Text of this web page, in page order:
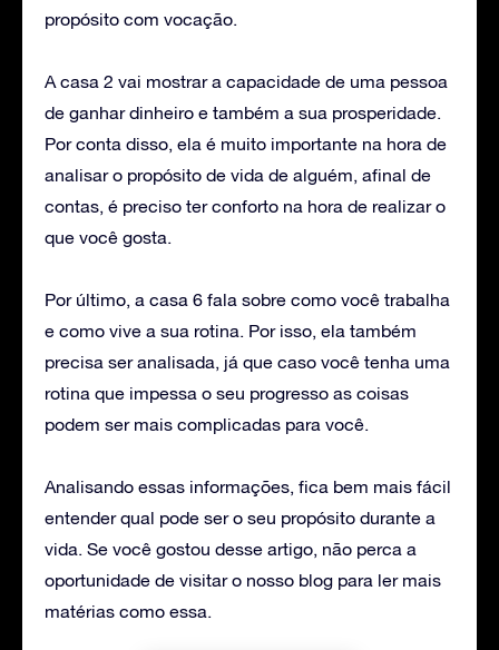
propósito com vocação.
A casa 2 vai mostrar a capacidade de uma pessoa
de ganhar dinheiro e também a sua prosperidade.
Por conta disso, ela é muito importante na hora de
analisar o propósito de vida de alguém, afinal de
contas, é preciso ter conforto na hora de realizar o
que você gosta.
Por último, a casa 6 fala sobre como você trabalha
e como vive a sua rotina. Por isso, ela também
precisa ser analisada, já que caso você tenha uma
rotina que impessa o seu progresso as coisas
podem ser mais complicadas para você.
Analisando essas informações, fica bem mais fácil
entender qual pode ser o seu propósito durante a
vida. Se você gostou desse artigo, não perca a
oportunidade de visitar o nosso blog para ler mais
matérias como essa.